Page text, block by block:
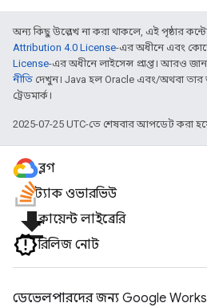
অন্য কিছু উল্লেখ না করা থাকলে, এই পৃষ্ঠার
Attribution 4.0 License-এর অধীনে এবং
License-এর অধীনে লাইসেন্স প্রাপ্ত। আরও
নীতি দেখুন। Java হল Oracle এবং/অথবা তার
ট্রেডমার্ক।
2025-07-25 UTC-তে শেষবার আপডেট করা
ব্লগ
স্ট্যাক ওভারভিউ
file_downloadক্লায়েন্ট লাইব্রেরি
রিলিজ নোট
ডেভেলপারদের জন্য Google